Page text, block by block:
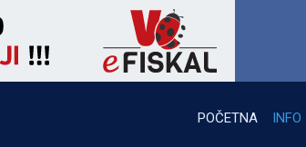
POČETNA INFO